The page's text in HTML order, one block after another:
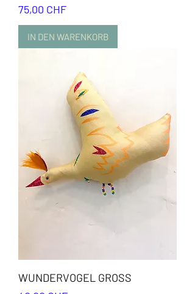
Preis
75,00 CHF
IN DEN WARENKORB
WUNDERVOGEL GROSS